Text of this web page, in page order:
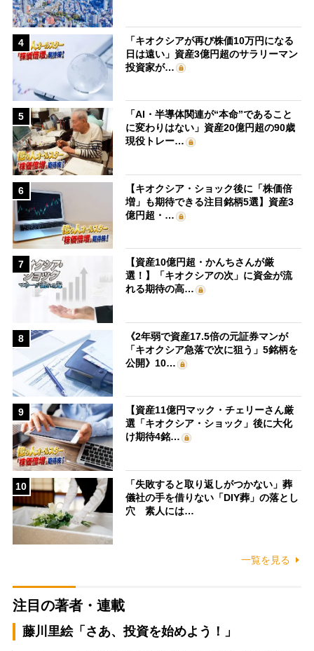
4
「キオクシアが再び株価10万円になる
日は遠い」資産3億円超のサラリーマン
投資家が…
5
「AI・半導体関連が“本命”であること
に変わりはない」資産20億円超の90歳
現役トレー…
6
【キオクシア・ショック後に「株価倍
増」も期待できる注目銘柄5選】資産3
億円超・…
7
【資産10億円超・かんちさんが厳
選！】「キオクシアの次」に資金が流
れる期待の高…
8
《2年弱で資産17.5倍の元証券マンが
「キオクシア急落で次に狙う」5銘柄を
公開》10…
9
【資産11億円マック・チェリーさん厳
選「キオクシア・ショック」後に大化
け期待4銘…
10
「失敗すると取り返しがつかない」葬
儀社の手を借りない「DIY葬」の落とし
穴 素人には…
一覧を見る
注目の著者・連載
藤川里絵「さあ、投資を始めよう！」